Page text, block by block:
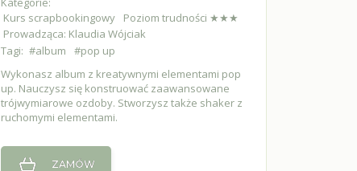
Kurs scrapbookingowy
Poziom trudności ★★★
Prowadząca: Klaudia Wójciak
Tagi: #album
#pop up
Wykonasz album z kreatywnymi elementami pop
up. Nauczysz się konstruować zaawansowane
trójwymiarowe ozdoby. Stworzysz także shaker z
ruchomymi elementami.
ZAMÓW